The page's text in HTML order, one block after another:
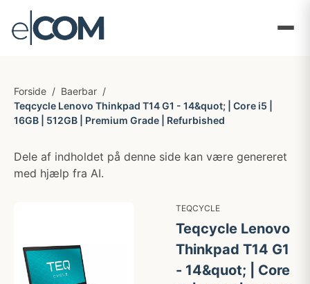
Forside / Baerbar /
Teqcycle Lenovo Thinkpad T14 G1 - 14&quot; | Core i5 |
16GB | 512GB | Premium Grade | Refurbished
Dele af indholdet på denne side kan være genereret
med hjælp fra AI.
TEQCYCLE
Teqcycle Lenovo
Thinkpad T14 G1
- 14&quot; | Core